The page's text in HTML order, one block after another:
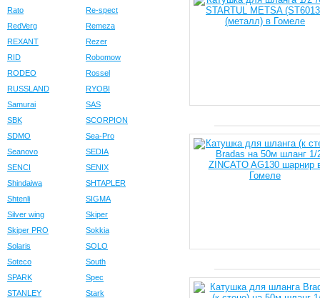
Rato
Re-spect
RedVerg
Remeza
REXANT
Rezer
RID
Robomow
RODEO
Rossel
RUSSLAND
RYOBI
Samurai
SAS
SBK
SCORPION
SDMO
Sea-Pro
Seanovo
SEDIA
SENCI
SENIX
Shindaiwa
SHTAPLER
Shtenli
SIGMA
Silver wing
Skiper
Skiper PRO
Sokkia
Solaris
SOLO
Soteco
South
SPARK
Spec
STANLEY
Stark